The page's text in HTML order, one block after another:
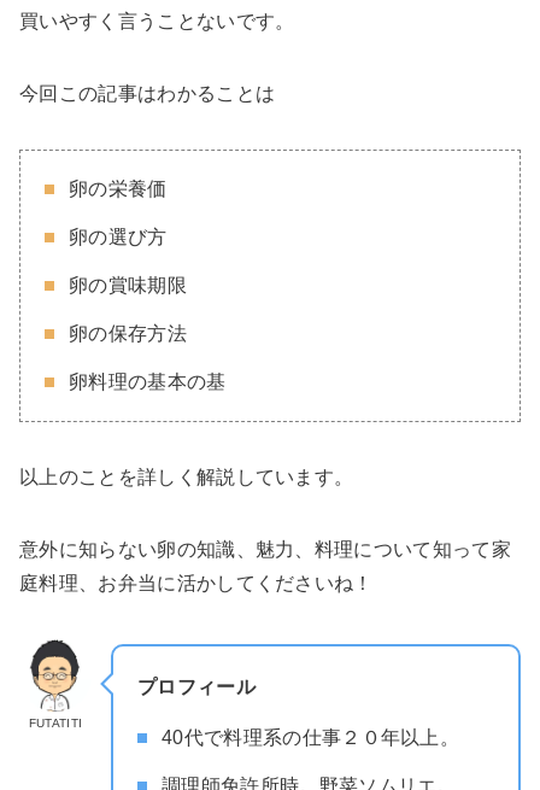
買いやすく言うことないです。
今回この記事はわかることは
卵の栄養価
卵の選び方
卵の賞味期限
卵の保存方法
卵料理の基本の基
以上のことを詳しく解説しています。
意外に知らない卵の知識、魅力、料理について知って家
庭料理、お弁当に活かしてくださいね！
FUTATITI
プロフィール
40代で料理系の仕事２０年以上。